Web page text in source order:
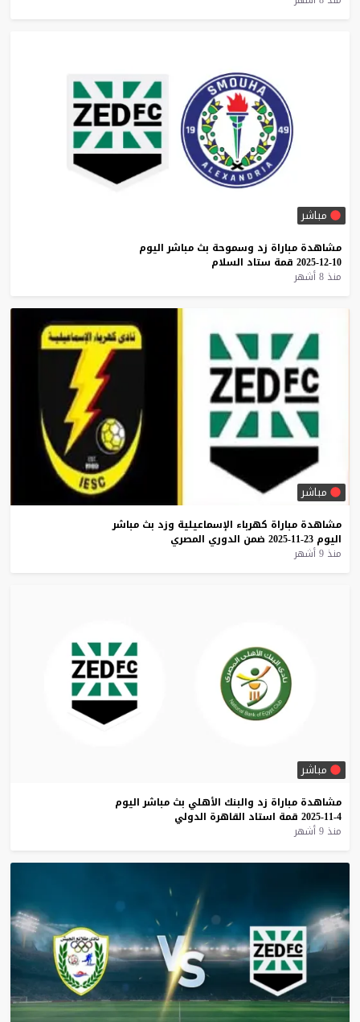
مباشر
مشاهدة مباراة زد وسموحة بث مباشر اليوم
10-12-2025
قمة ستاد السلام
منذ 8 أشهر
مباشر
مشاهدة مباراة كهرباء الإسماعيلية وزد بث مباشر
اليوم 23-11-2025 ضمن الدوري المصري
منذ 9 أشهر
مباشر
مشاهدة مباراة زد والبنك الأهلي بث مباشر اليوم
4-11-2025
قمة استاد القاهرة الدولي
منذ 9 أشهر